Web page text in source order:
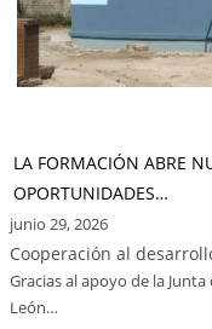
LA FORMACIÓN ABRE
OPORTUNIDADES…
junio 29, 2026
Cooperación al
Gracias al apoyo de la Junta
León…